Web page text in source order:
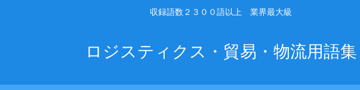
収録語数２３００語以上 業界最大級
ロジスティクス・貿易・物流用語集